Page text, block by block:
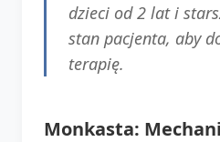
dzieci od 2 lat i
stan pacjenta, aby
terapię.
Monkasta: